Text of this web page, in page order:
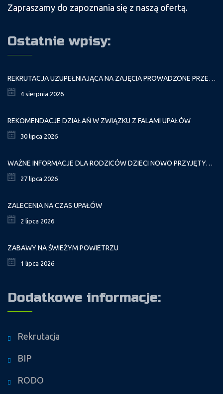
Zapraszamy do zapoznania się z naszą ofertą.
Ostatnie wpisy:
REKRUTACJA UZUPEŁNIAJĄCA NA ZAJĘCIA PROWADZONE PRZEZ PAŁAC MŁODZIEŻY W ROKU SZKOLNYM 2026/2027
4 sierpnia 2026
REKOMENDACJE DZIAŁAŃ W ZWIĄZKU Z FALAMI UPAŁÓW
30 lipca 2026
WAŻNE INFORMACJE DLA RODZICÓW DZIECI NOWO PRZYJĘTYCH GR. I
27 lipca 2026
ZALECENIA NA CZAS UPAŁÓW
2 lipca 2026
ZABAWY NA ŚWIEŻYM POWIETRZU
1 lipca 2026
Dodatkowe informacje:
Rekrutacja
BIP
RODO